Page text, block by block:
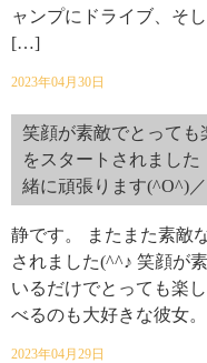
ャンプにドライブ、そ
[…]
2023年04月30日
笑顔が素敵でとって
をスタートされまし
緒に頑張ります(^O^)／
静です。 またまた素敵
されました(^^♪ 笑顔が
いるだけでとっても楽
べるのも大好きな彼女
2023年04月29日